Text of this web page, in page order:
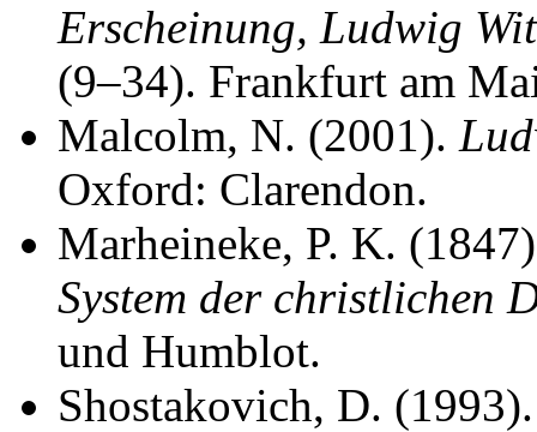
Erscheinung, Ludwig
(9–34). Frankfurt am
Malcolm, N. (2001).
Oxford: Clarendon.
Marheineke, P. K.
System der christlichen
und Humblot.
Shostakovich, D.